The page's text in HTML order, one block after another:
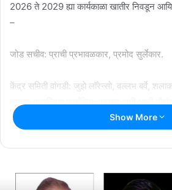
2026 ते 2029 ह्या कार्यकाळा खातीर निवडून
–
जोड सचीव: प्राची प्रभावळकार, प्रमोद सुर्लेकार.
केंद्र समिती वांगडी: जुझे लॉरेन्सो, वल्लभ बर्वे,
नायक, फ्रान्सिस फर्नांडिस, प्रसाद पागी आनी
म्हाल प्रतिनिधी:
गुरव, फोंडे – सुविधा नायक, पेडणे – वेलंकी
Show More